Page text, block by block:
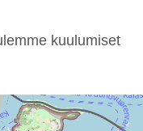
kuulumiset